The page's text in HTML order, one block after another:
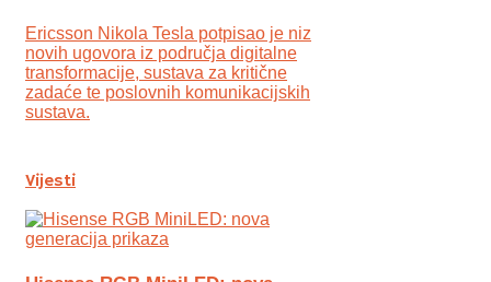
Ericsson Nikola Tesla potpisao je niz
novih ugovora iz područja digitalne
transformacije, sustava za kritične
zadaće te poslovnih komunikacijskih
sustava.
Vijesti